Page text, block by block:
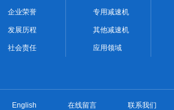
专用减速机
其他减速机
应用领域
企业荣誉
发展历程
社会责任
English 在线留言 联系我们